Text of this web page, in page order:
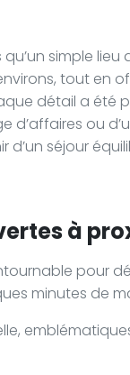
simple lieu
tout en
détail a été
d’affaires ou
séjour
à
pour
minutes de